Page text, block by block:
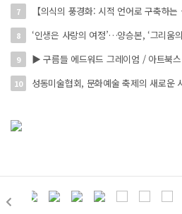
7 【의식의 풍경화: 시적 언어로 구축하는
8 ‘인생은 사랑의 여정’…양승본, ‘그리움
9 ▶ 구름들 에드워드 그레이엄 / 아트북
10